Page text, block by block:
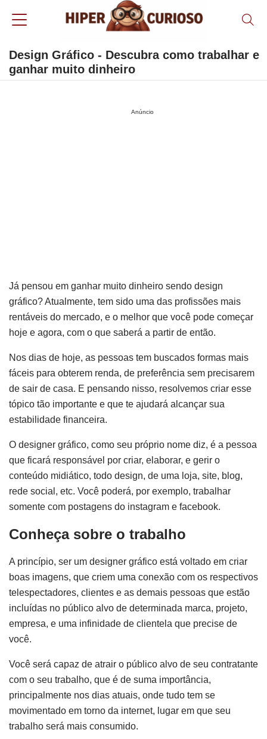
Design Gráfico - Descubra como trabalhar e
ganhar muito dinheiro
Anúncio
Já pensou em ganhar muito dinheiro sendo design
gráfico? Atualmente, tem sido uma das profissões mais
rentáveis do mercado, e o melhor que você pode começar
hoje e agora, com o que saberá a partir de então.
Nos dias de hoje, as pessoas tem buscados formas mais
fáceis para obterem renda, de preferência sem precisarem
de sair de casa. E pensando nisso, resolvemos criar esse
tópico tão importante e que te ajudará alcançar sua
estabilidade financeira.
O designer gráfico, como seu próprio nome diz, é a pessoa
que ficará responsável por criar, elaborar, e gerir o
conteúdo midiático, todo design, de uma loja, site, blog,
rede social, etc. Você poderá, por exemplo, trabalhar
somente com postagens do instagram e facebook.
Conheça sobre o trabalho
A princípio, ser um designer gráfico está voltado em criar
boas imagens, que criem uma conexão com os respectivos
telespectadores, clientes e as demais pessoas que estão
incluídas no público alvo de determinada marca, projeto,
empresa, e uma infinidade de clientela que precise de
você.
Você será capaz de atrair o público alvo de seu contratante
com o seu trabalho, que é de suma importância,
principalmente nos dias atuais, onde tudo tem se
movimentado em torno da internet, lugar em que seu
trabalho será mais consumido.